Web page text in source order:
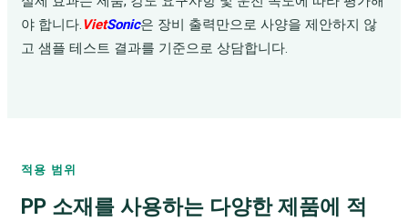
야 합니다.VietSonic은 장비 출력만으로 사양을 제안하지 않
고 샘플 테스트 결과를 기준으로 상담합니다.
적용 범위
PP 소재를 사용하는 다양한 제품에 적